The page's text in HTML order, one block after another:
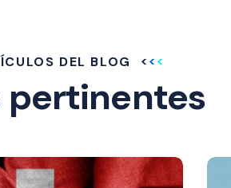
DEL BLOG
pertinentes